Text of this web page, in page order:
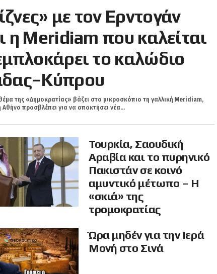
με τον Ερντογάν
η Meridiam που καλείται
το καλώδιο
της «Δημοκρατίας» βάζει στο μικροσκόπιο τη γαλλική Meridiam,
Αθήνα προσβλέπει για να αποκτήσει νέα...
Τουρκία, Σαουδική
Αραβία και το πυρηνικό
Πακιστάν σε κοινό
αμυντικό μέτωπο – Η
«σκιά» της
τρομοκρατίας
Ώρα μηδέν για την Ιερά
Μονή στο Σινά